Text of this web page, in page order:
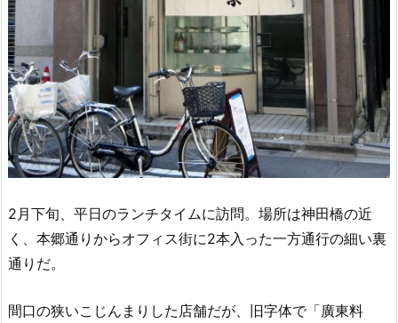
2月下旬、平日のランチタイムに訪問。場所は神田橋の近
く、本郷通りからオフィス街に2本入った一方通行の細い裏
通りだ。
間口の狭いこじんまりした店舗だが、旧字体で「廣東料